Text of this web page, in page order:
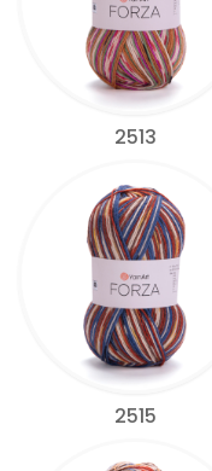
2513
2515